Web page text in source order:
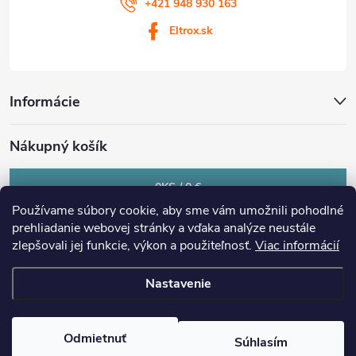
Používame súbory cookie, aby sme vám umožnili pohodlné
prehliadanie webovej stránky a vďaka analýze neustále
zlepšovali jej funkcie, výkon a použiteľnosť. Viac informácií
Nastavenie
Odmietnuť Súhlasím
+421 948 930 163
Eltrox.sk
Informácie
Nákupný košík
0KS /0 €
cookies